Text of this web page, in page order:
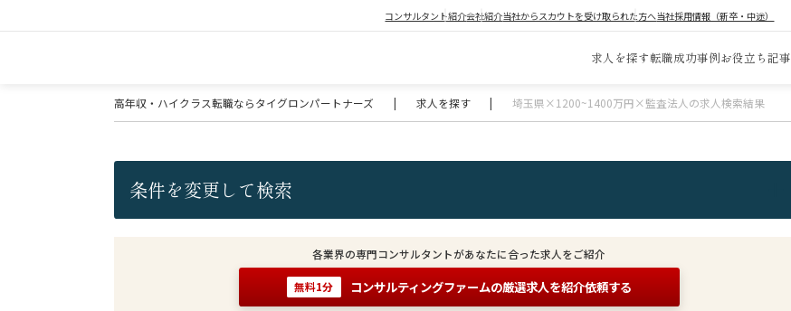
コンサルタント紹介会社紹介当社からスカウトを受け取られた方へ当社採用情報（新卒・中途）
求人を探す転職成功事例お役立ち記事
高年収・ハイクラス転職ならタイグロンパートナーズ | 求人を探す | 埼玉県×1200~1400万円×監査法人の求人検索結果
条件を変更して検索
各業界の専門コンサルタントがあなたに合った求人をご紹介
無料1分 コンサルティングファームの厳選求人を紹介依頼する